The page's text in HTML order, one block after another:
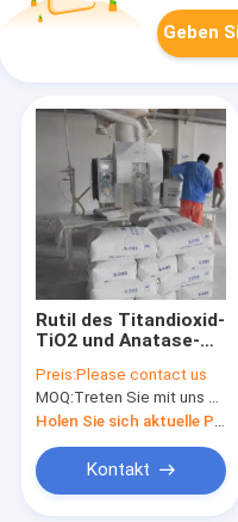
Geben
Rutil des Titandioxid-
TiO2 und Anatase-
1317-80-2
Preis:Please contact us
MOQ:Treten Sie mit uns bitte in Verbindung
Kontakt